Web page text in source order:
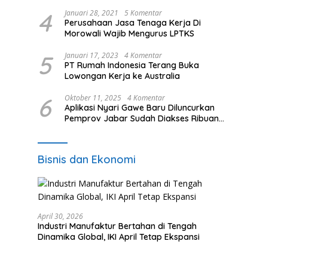
4 Januari 28, 2021 5 Komentar
Perusahaan Jasa Tenaga Kerja Di
Morowali Wajib Mengurus LPTKS
5 Januari 17, 2023 4 Komentar
PT Rumah Indonesia Terang Buka
Lowongan Kerja ke Australia
6 Oktober 11, 2025 4 Komentar
Aplikasi Nyari Gawe Baru Diluncurkan
Pemprov Jabar Sudah Diakses Ribuan
Bisnis dan Ekonomi
April 30, 2026
Industri Manufaktur Bertahan di Tengah
Dinamika Global, IKI April Tetap Ekspansi